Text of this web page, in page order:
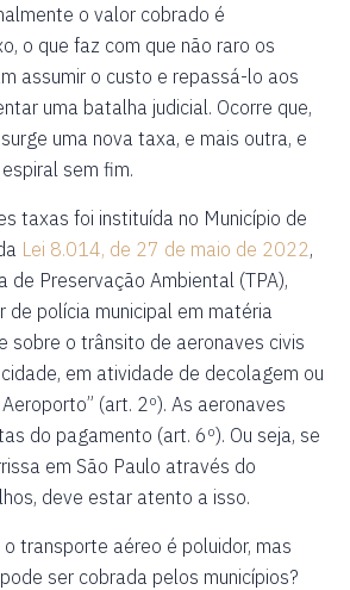
o valor cobrado é
o que faz com que não raro os
assumir o custo e repassá-lo aos
uma batalha judicial. Ocorre que,
uma nova taxa, e mais outra, e
sem fim.
taxas foi instituída no Município de
Lei 8.014, de 27 de maio de 2022,
de Preservação Ambiental (TPA),
de polícia municipal em matéria
sobre o trânsito de aeronaves civis
em atividade de decolagem ou
(art. 2º). As aeronaves
do pagamento (art. 6º). Ou seja, se
em São Paulo através do
deve estar atento a isso.
transporte aéreo é poluidor, mas
ser cobrada pelos municípios?